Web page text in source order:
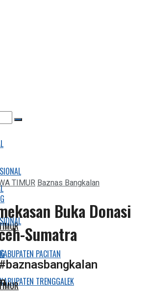
PACITAN
TRENGGALEK
TIMURBaznas Bangkalan
Buka Donasi
Sumatra